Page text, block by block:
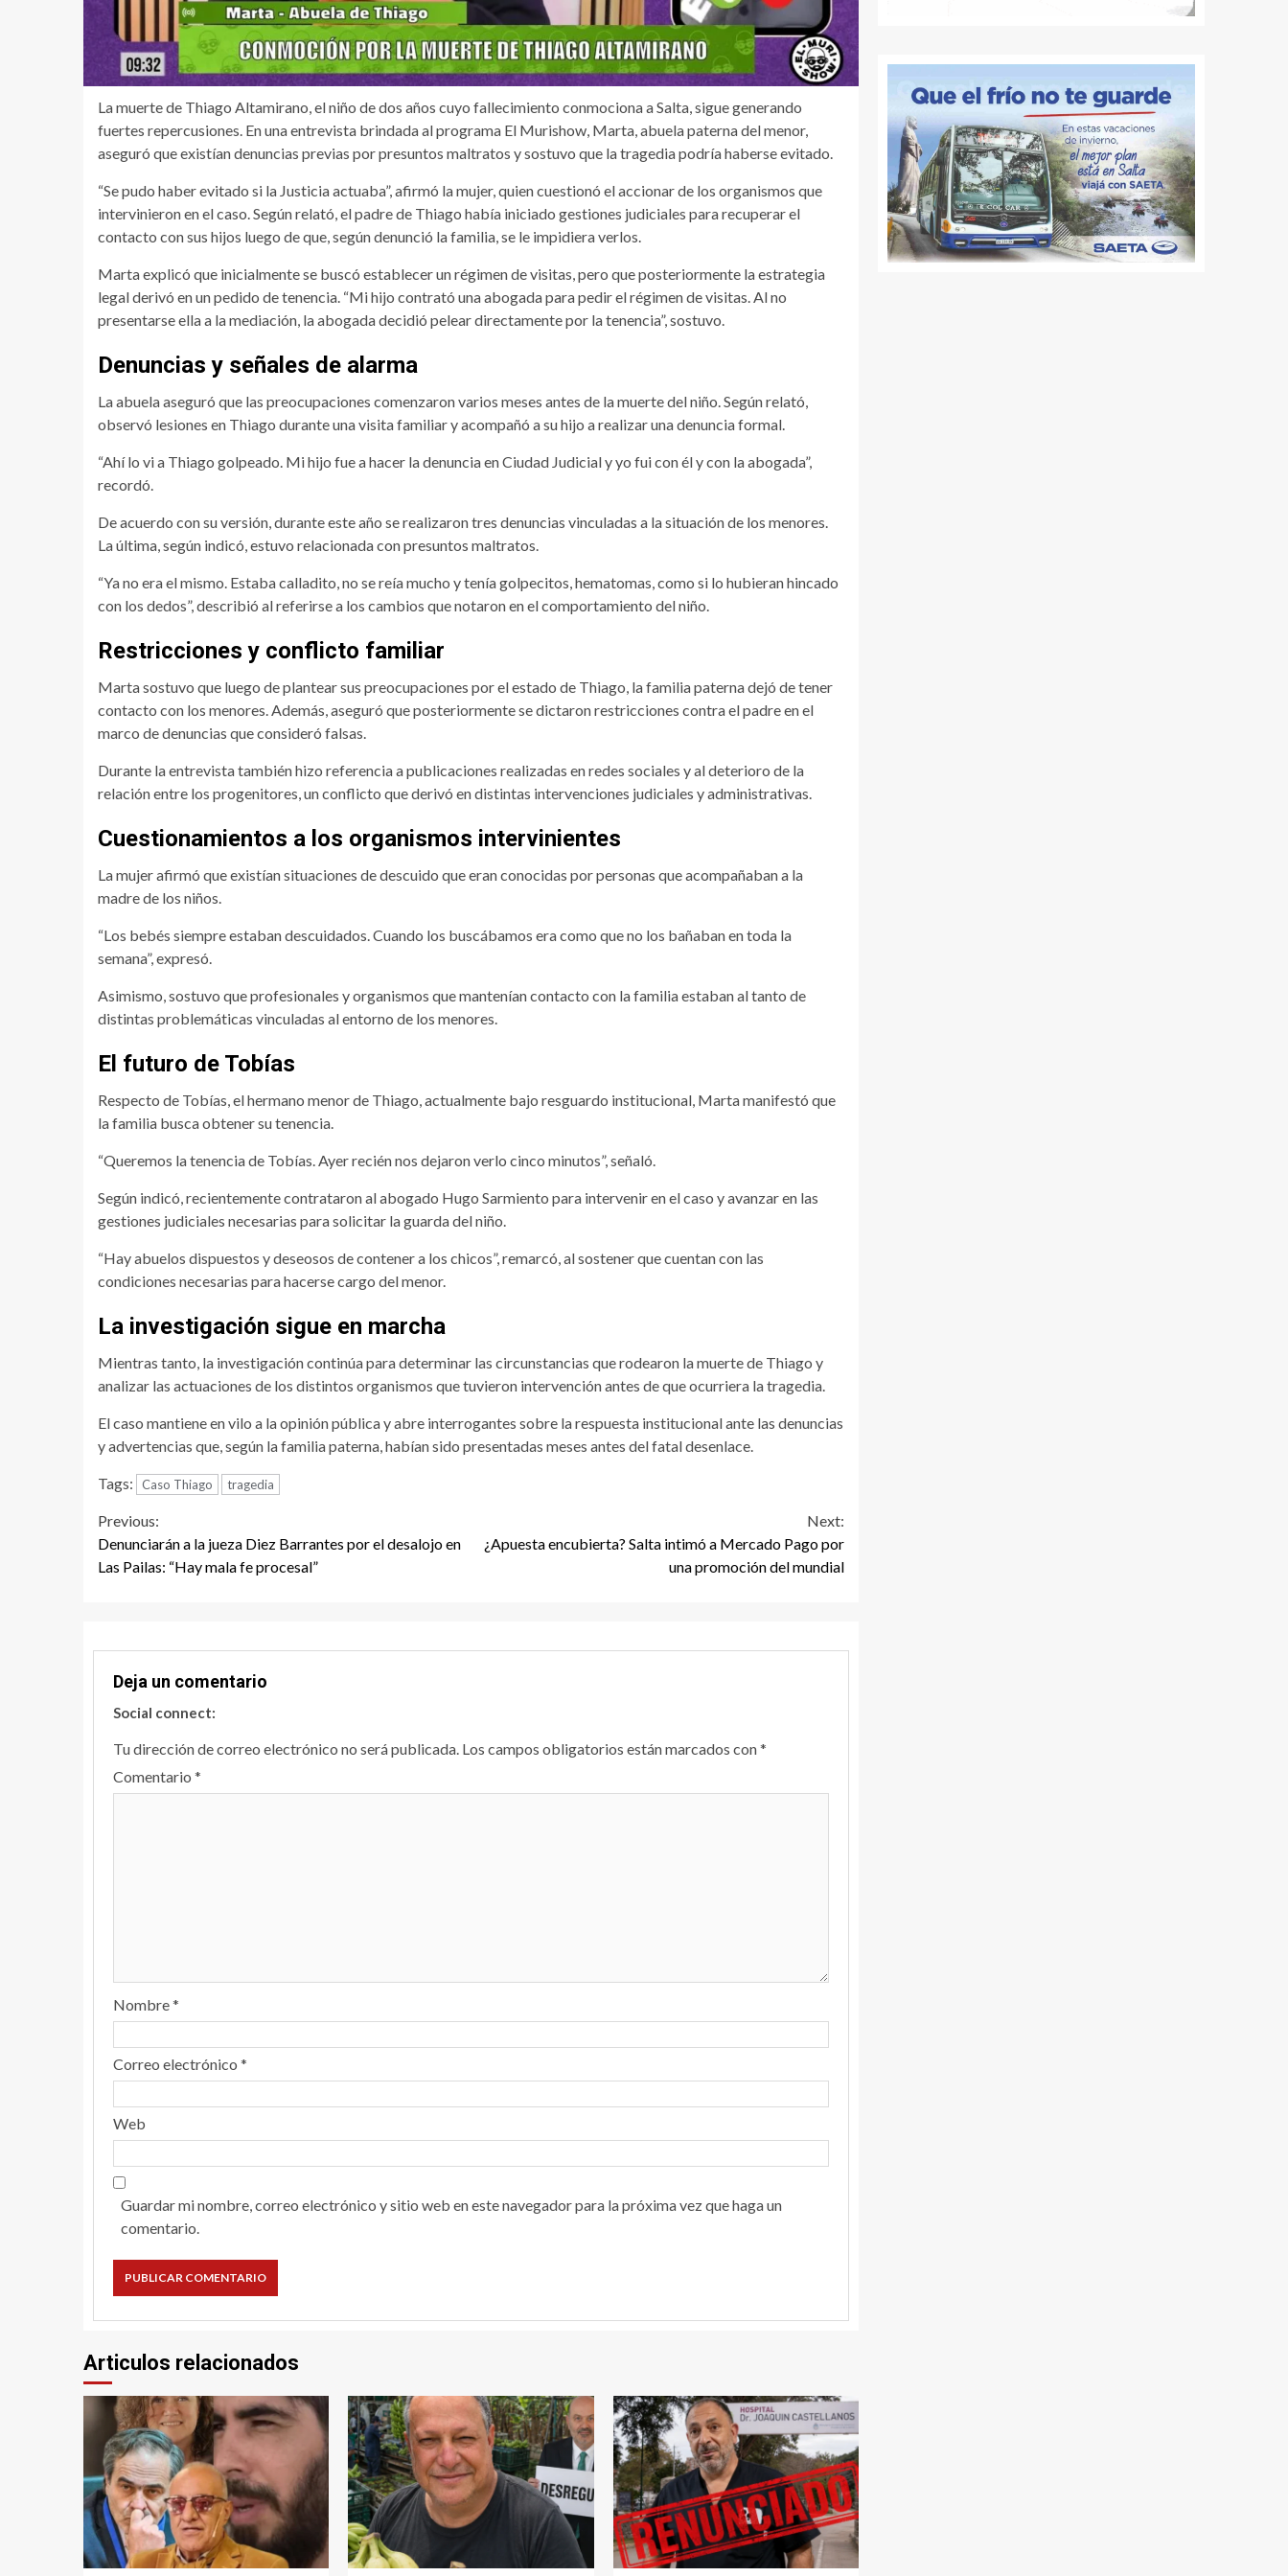
La muerte de Thiago Altamirano, el niño de dos años cuyo fallecimiento conmociona a Salta, sigue generando
fuertes repercusiones. En una entrevista brindada al programa El Murishow, Marta, abuela paterna del menor,
aseguró que existían denuncias previas por presuntos maltratos y sostuvo que la tragedia podría haberse evitado.
“Se pudo haber evitado si la Justicia actuaba”, afirmó la mujer, quien cuestionó el accionar de los organismos que
intervinieron en el caso. Según relató, el padre de Thiago había iniciado gestiones judiciales para recuperar el
contacto con sus hijos luego de que, según denunció la familia, se le impidiera verlos.
Marta explicó que inicialmente se buscó establecer un régimen de visitas, pero que posteriormente la estrategia
legal derivó en un pedido de tenencia. “Mi hijo contrató una abogada para pedir el régimen de visitas. Al no
presentarse ella a la mediación, la abogada decidió pelear directamente por la tenencia”, sostuvo.
Denuncias y señales de alarma
La abuela aseguró que las preocupaciones comenzaron varios meses antes de la muerte del niño. Según relató,
observó lesiones en Thiago durante una visita familiar y acompañó a su hijo a realizar una denuncia formal.
“Ahí lo vi a Thiago golpeado. Mi hijo fue a hacer la denuncia en Ciudad Judicial y yo fui con él y con la abogada”,
recordó.
De acuerdo con su versión, durante este año se realizaron tres denuncias vinculadas a la situación de los menores.
La última, según indicó, estuvo relacionada con presuntos maltratos.
“Ya no era el mismo. Estaba calladito, no se reía mucho y tenía golpecitos, hematomas, como si lo hubieran hincado
con los dedos”, describió al referirse a los cambios que notaron en el comportamiento del niño.
Restricciones y conflicto familiar
Marta sostuvo que luego de plantear sus preocupaciones por el estado de Thiago, la familia paterna dejó de tener
contacto con los menores. Además, aseguró que posteriormente se dictaron restricciones contra el padre en el
marco de denuncias que consideró falsas.
Durante la entrevista también hizo referencia a publicaciones realizadas en redes sociales y al deterioro de la
relación entre los progenitores, un conflicto que derivó en distintas intervenciones judiciales y administrativas.
Cuestionamientos a los organismos intervinientes
La mujer afirmó que existían situaciones de descuido que eran conocidas por personas que acompañaban a la
madre de los niños.
“Los bebés siempre estaban descuidados. Cuando los buscábamos era como que no los bañaban en toda la
semana”, expresó.
Asimismo, sostuvo que profesionales y organismos que mantenían contacto con la familia estaban al tanto de
distintas problemáticas vinculadas al entorno de los menores.
El futuro de Tobías
Respecto de Tobías, el hermano menor de Thiago, actualmente bajo resguardo institucional, Marta manifestó que
la familia busca obtener su tenencia.
“Queremos la tenencia de Tobías. Ayer recién nos dejaron verlo cinco minutos”, señaló.
Según indicó, recientemente contrataron al abogado Hugo Sarmiento para intervenir en el caso y avanzar en las
gestiones judiciales necesarias para solicitar la guarda del niño.
“Hay abuelos dispuestos y deseosos de contener a los chicos”, remarcó, al sostener que cuentan con las
condiciones necesarias para hacerse cargo del menor.
La investigación sigue en marcha
Mientras tanto, la investigación continúa para determinar las circunstancias que rodearon la muerte de Thiago y
analizar las actuaciones de los distintos organismos que tuvieron intervención antes de que ocurriera la tragedia.
El caso mantiene en vilo a la opinión pública y abre interrogantes sobre la respuesta institucional ante las denuncias
y advertencias que, según la familia paterna, habían sido presentadas meses antes del fatal desenlace.
Tags: Caso Thiago tragedia
Continue
Reading
Previous:
Denunciarán a la jueza Diez Barrantes por el desalojo en
Las Pailas: “Hay mala fe procesal”
Next:
¿Apuesta encubierta? Salta intimó a Mercado Pago por
una promoción del mundial
Deja un comentario
Social connect:
Tu dirección de correo electrónico no será publicada. Los campos obligatorios están marcados con*
Comentario *
Nombre*
Correo electrónico *
Web
Guardar mi nombre, correo electrónico y sitio web en este navegador para la próxima vez que haga un
comentario.
Articulos relacionados